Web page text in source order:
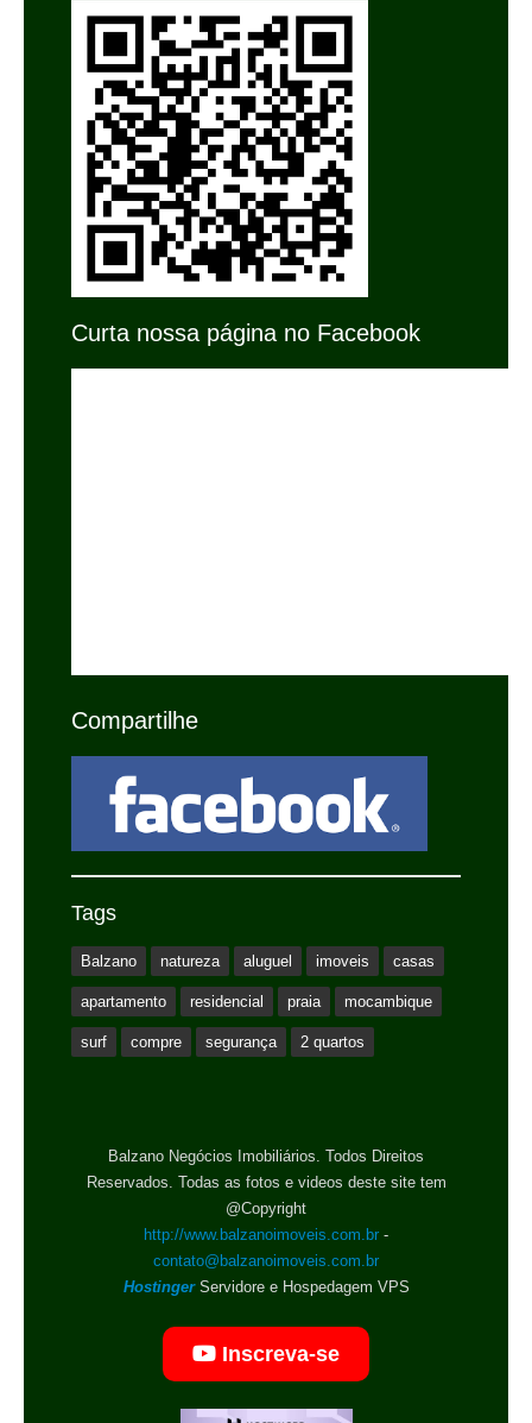
Curta nossa página no Facebook
Compartilhe
Tags
Balzano natureza aluguel imoveis casas
apartamento residencial praia mocambique
surf compre segurança 2 quartos
Balzano Negócios Imobiliários. Todos Direitos
Reservados. Todas as fotos e videos deste site tem
@Copyright
http://www.balzanoimoveis.com.br -
contato@balzanoimoveis.com.br
HostingerServidore e Hospedagem VPS
Inscreva-se